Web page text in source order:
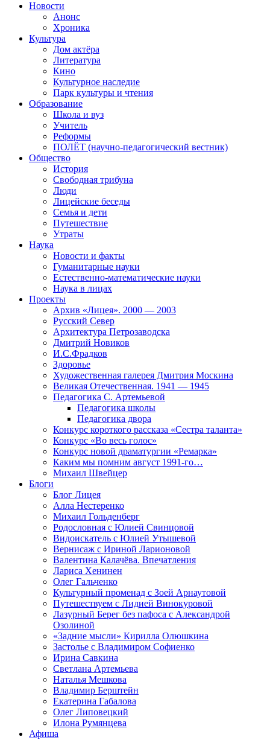
Новости
Анонс
Хроника
Культура
Дом актёра
Литература
Кино
Культурное наследие
Парк культуры и чтения
Образование
Школа и вуз
Учитель
Реформы
ПОЛЁТ (научно-педагогический вестник)
Общество
История
Свободная трибуна
Люди
Лицейские беседы
Семья и дети
Путешествие
Утраты
Наука
Новости и факты
Гуманитарные науки
Естественно-математические науки
Наука в лицах
Проекты
Архив «Лицея». 2000 — 2003
Русский Север
Архитектура Петрозаводска
Дмитрий Новиков
И.С.Фрадков
Здоровье
Художественная галерея Дмитрия Москина
Великая Отечественная. 1941 — 1945
Педагогика С. Артемьевой
Педагогика школы
Педагогика двора
Конкурс короткого рассказа «Сестра таланта»
Конкурс «Во весь голос»
Конкурс новой драматургии «Ремарка»
Каким мы помним август 1991-го…
Михаил Швейцер
Блоги
Блог Лицея
Алла Нестеренко
Михаил Гольденберг
Родословная с Юлией Свинцовой
Видоискатель с Юлией Утышевой
Вернисаж с Ириной Ларионовой
Валентина Калачёва. Впечатления
Лариса Хенинен
Олег Гальченко
Культурный променад с Зоей Арнаутовой
Путешествуем с Лидией Винокуровой
Лазурный Берег без пафоса с Александрой
Озолиной
«Задние мысли» Кирилла Олюшкина
Застолье с Владимиром Софиенко
Ирина Савкина
Светлана Артемьева
Наталья Мешкова
Владимир Берштейн
Екатерина Габалова
Олег Липовецкий
Илона Румянцева
Афиша